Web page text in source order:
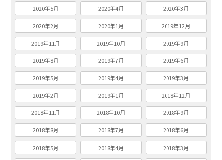
2020年5月 2020年4月 2020年3月
2020年2月 2020年1月 2019年12月
2019年11月 2019年10月 2019年9月
2019年8月 2019年7月 2019年6月
2019年5月 2019年4月 2019年3月
2019年2月 2019年1月 2018年12月
2018年11月 2018年10月 2018年9月
2018年8月 2018年7月 2018年6月
2018年5月 2018年4月 2018年3月